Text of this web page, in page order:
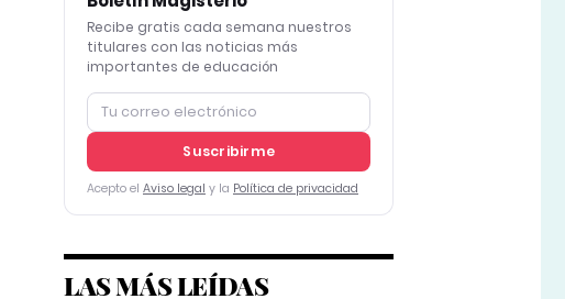
Recibe gratis cada semana nuestros
titulares con las noticias más
importantes de educación
Suscribirme
Acepto el Aviso legal y la Política de privacidad
LAS MÁS LEÍDAS